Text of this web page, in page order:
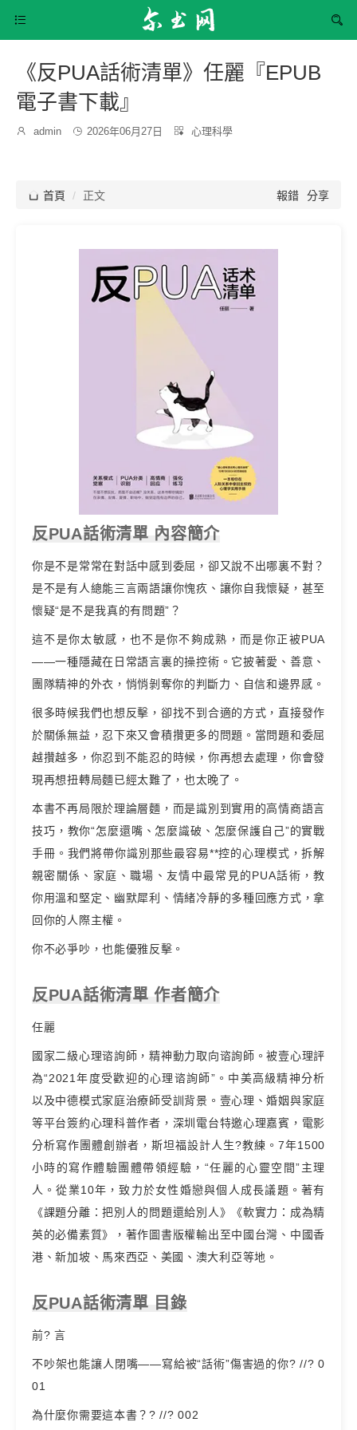


《反PUA話術清單》任麗『EPUB
電子書下載』

博
admin  發
2026年06月27日 
分
心理科學
 首頁 正文 報錯 分享
反PUA話術清單 內容簡介
你是不是常常在對話中感到委屈，卻又說不出哪裏不對？
是不是有人總能三言兩語讓你愧疚、讓你自我懷疑，甚至
懷疑“是不是我真的有問題”？
這不是你太敏感，也不是你不夠成熟，而是你正被PUA
——一種隱藏在日常語言裏的操控術。它披著愛、善意、
團隊精神的外衣，悄悄剝奪你的判斷力、自信和邊界感。
很多時候我們也想反擊，卻找不到合適的方式，直接發作
於關係無益，忍下來又會積攢更多的問題。當問題和委屈
越攢越多，你忍到不能忍的時候，你再想去處理，你會發
現再想扭轉局麵已經太難了，也太晚了。
本書不再局限於理論層麵，而是識別到實用的高情商語言
技巧，教你“怎麼還嘴、怎麼識破、怎麼保護自己”的實戰
手冊。我們將帶你識別那些最容易**控的心理模式，拆解
親密關係、家庭、職場、友情中最常見的PUA話術，教
你用溫和堅定、幽默犀利、情緒冷靜的多種回應方式，拿
回你的人際主權。
你不必爭吵，也能優雅反擊。
反PUA話術清單 作者簡介
任麗
國家二級心理谘詢師，精神動力取向谘詢師。被壹心理評
為“2021年度受歡迎的心理谘詢師”。中美高級精神分析
以及中德模式家庭治療師受訓背景。壹心理、婚姻與家庭
等平台簽約心理科普作者，深圳電台特邀心理嘉賓，電影
分析寫作團體創辦者，斯坦福設計人生?教練。7年1500
小時的寫作體驗團體帶領經驗，“任麗的心靈空間”主理
人。從業10年，致力於女性婚戀與個人成長議題。著有
《課題分離：把別人的問題還給別人》《軟實力：成為精
英的必備素質》，著作圖書版權輸出至中國台灣、中國香
港、新加坡、馬來西亞、美國、澳大利亞等地。
反PUA話術清單 目錄
前? 言
不吵架也能讓人閉嘴——寫給被“話術”傷害過的你? //? 0
01
為什麼你需要這本書？? //? 002